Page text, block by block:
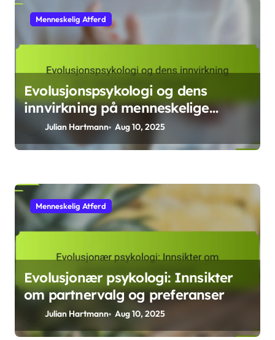
Menneskelig Atferd
Evolusjonspsykologi og dens
innvirkning på menneskelige
relasjoner
Julian Hartmann Aug 10, 2025
Menneskelig Atferd
Evolusjonær psykologi: Innsikter
om partnervalg og preferanser
Julian Hartmann Aug 10, 2025